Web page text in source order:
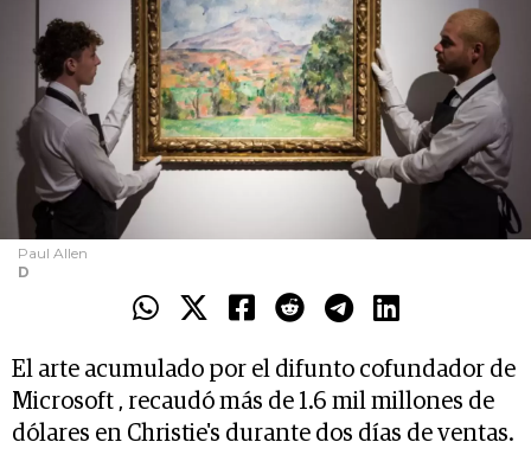
Paul Allen
D
El arte acumulado por el difunto cofundador de
Microsoft , recaudó más de 1.6 mil millones de
dólares en Christie's durante dos días de ventas.